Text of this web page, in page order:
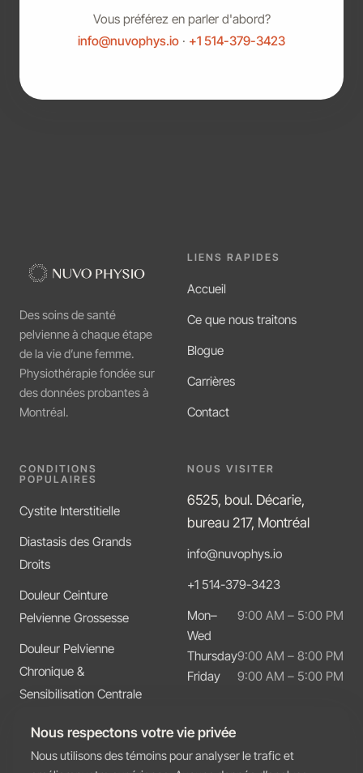
Vous préférez en parler d'abord?
info@nuvophys.io · +1 514-379-3423
Des soins de santé
pelvienne à chaque étape
de la vie d’une femme.
Physiothérapie fondée sur
des données probantes à
Montréal.
LIENS RAPIDES
Accueil
Ce que nous traitons
Blogue
Carrières
Contact
CONDITIONS
POPULAIRES
Cystite Interstitielle
Diastasis des Grands
Droits
Douleur Ceinture
Pelvienne Grossesse
Douleur Pelvienne
Chronique &
Sensibilisation Centrale
Dysfonction Intestinale &
Constipation
NOUS VISITER
6525, boul. Décarie,
bureau 217, Montréal
info@nuvophys.io
+1 514-379-3423
Mon–
Wed
9:00 AM – 5:00 PM
Thursday9:00 AM – 8:00 PM
Friday
9:00 AM – 5:00 PM
Nous respectons votre vie privée
Nous utilisons des témoins pour analyser le trafic et